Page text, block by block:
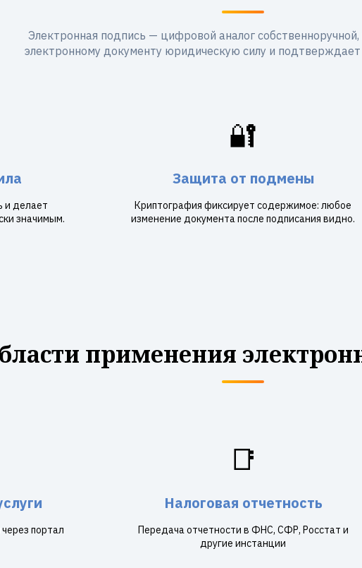
Электронная подпись — цифровой аналог
электронному документу юридическую силу и подтверждает
и делает
значимым.
🔐
Защита от подмены
Криптография фиксирует содержимое: любое
изменение документа после подписания видно.
применения
портал
📑
Налоговая отчетность
Передача отчетности в ФНС, СФР, Росстат и
другие инстанции